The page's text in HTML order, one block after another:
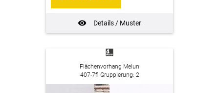
Details / Muster
Flächenvorhang Melun
407-7fl Gruppierung: 2